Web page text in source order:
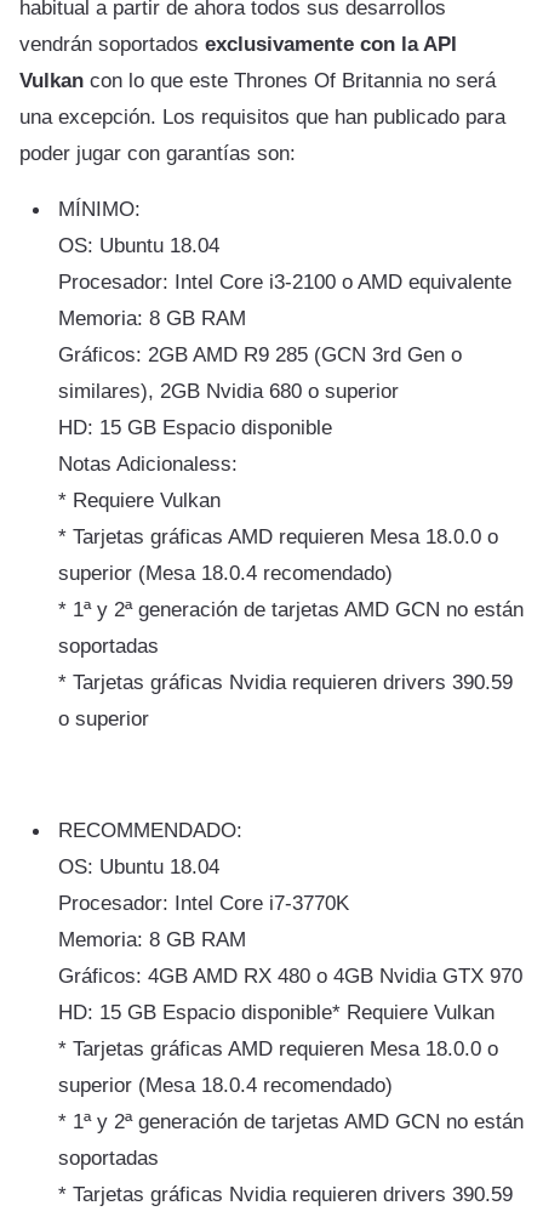
habitual a partir de ahora todos sus desarrollos
vendrán soportados exclusivamente con la API
Vulkan con lo que este Thrones Of Britannia no será
una excepción. Los requisitos que han publicado para
poder jugar con garantías son:
MÍNIMO:
OS: Ubuntu 18.04
Procesador: Intel Core i3-2100 o AMD equivalente
Memoria: 8 GB RAM
Gráficos: 2GB AMD R9 285 (GCN 3rd Gen o
similares), 2GB Nvidia 680 o superior
HD: 15 GB Espacio disponible
Notas Adicionaless:
* Requiere Vulkan
* Tarjetas gráficas AMD requieren Mesa 18.0.0 o
superior (Mesa 18.0.4 recomendado)
* 1ª y 2ª generación de tarjetas AMD GCN no están
soportadas
* Tarjetas gráficas Nvidia requieren drivers 390.59
o superior
RECOMMENDADO:
OS: Ubuntu 18.04
Procesador: Intel Core i7-3770K
Memoria: 8 GB RAM
Gráficos: 4GB AMD RX 480 o 4GB Nvidia GTX 970
HD: 15 GB Espacio disponible* Requiere Vulkan
* Tarjetas gráficas AMD requieren Mesa 18.0.0 o
superior (Mesa 18.0.4 recomendado)
* 1ª y 2ª generación de tarjetas AMD GCN no están
soportadas
* Tarjetas gráficas Nvidia requieren drivers 390.59